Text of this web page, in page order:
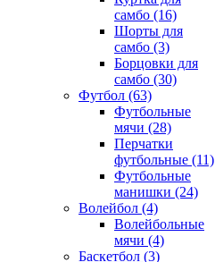
самбо (16)
Шорты для
самбо (3)
Борцовки для
самбо (30)
Футбол (63)
Футбольные
мячи (28)
Перчатки
футбольные (11)
Футбольные
манишки (24)
Волейбол (4)
Волейбольные
мячи (4)
Баскетбол (3)